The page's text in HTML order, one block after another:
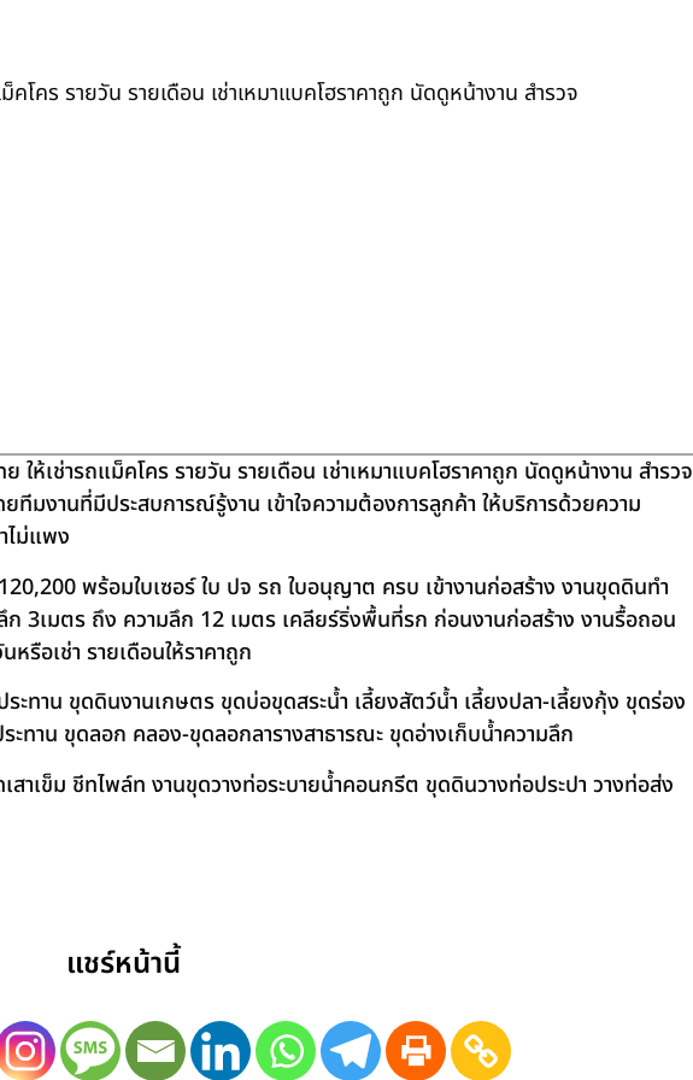
โคร รายวัน รายเดือน เช่าเหมาแบคโฮราคาถูก นัดดูหน้างาน สำรวจ
ห้เช่ารถแม็คโคร รายวัน รายเดือน เช่าเหมาแบคโฮราคาถูก นัดดูหน้างาน สำรวจ
ทีมงานที่มีประสบการณ์รู้งาน เข้าใจความต้องการลูกค้า ให้บริการด้วยความ
ไม่แพง
พร้อมใบเซอร์ ใบ ปจ รถ ใบอนุญาต ครบ เข้างานก่อสร้าง งานขุดดินทำ
ก 3เมตร ถึง ความลึก 12 เมตร เคลียร์ริ่งพื้นที่รก ก่อนงานก่อสร้าง งานรื้อถอน
รือเช่า รายเดือนให้ราคาถูก
ะทาน ขุดดินงานเกษตร ขุดบ่อขุดสระน้ำ เลี้ยงสัตว์น้ำ เลี้ยงปลา-เลี้ยงกุ้ง ขุดร่อง
ทาน ขุดลอก คลอง-ขุดลอกลารางสาธารณะ ขุดอ่างเก็บน้ำความลึก
าเข็ม ชีทไพล์ท งานขุดวางท่อระบายน้ำคอนกรีต ขุดดินวางท่อประปา วางท่อส่ง
แชร์หน้านี้